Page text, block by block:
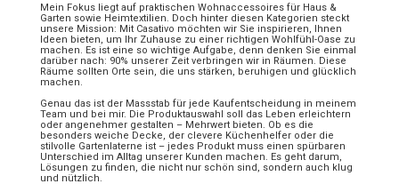
Mein Fokus liegt auf praktischen Wohnaccessoires für Haus &
Garten sowie Heimtextilien. Doch hinter diesen Kategorien steckt
unsere Mission: Mit Casativo möchten wir Sie inspirieren, Ihnen
Ideen bieten, um Ihr Zuhause zu einer richtigen Wohlfühl-Oase zu
machen. Es ist eine so wichtige Aufgabe, denn denken Sie einmal
darüber nach: 90% unserer Zeit verbringen wir in Räumen. Diese
Räume sollten Orte sein, die uns stärken, beruhigen und glücklich
machen.
Genau das ist der Massstab für jede Kaufentscheidung in meinem
Team und bei mir. Die Produktauswahl soll das Leben erleichtern
oder angenehmer gestalten – Mehrwert bieten. Ob es die
besonders weiche Decke, der clevere Küchenhelfer oder die
stilvolle Gartenlaterne ist – jedes Produkt muss einen spürbaren
Unterschied im Alltag unserer Kunden machen. Es geht darum,
Lösungen zu finden, die nicht nur schön sind, sondern auch klug
und nützlich.